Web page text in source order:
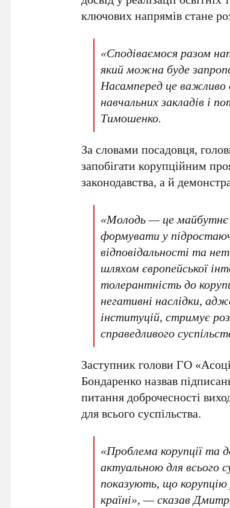
ключових напрямів стане
«Сподіваємося разом
який можна буде
Насамперед це
навчальних закладів і
Тимошенко.
За словами посадовця,
запобігати корупційним
законодавства, а й
«Молодь — це майбутнє
формувати у
відповідальності та
шляхом європейської
толерантність до
негативні наслідки,
інституцій, стримує
справедливого
Заступник головиГО
Бондаренконазвав
питання доброчесності
для всього суспільства.
«Проблема корупції та
актуальною для всього
показують, що
країні», — сказав